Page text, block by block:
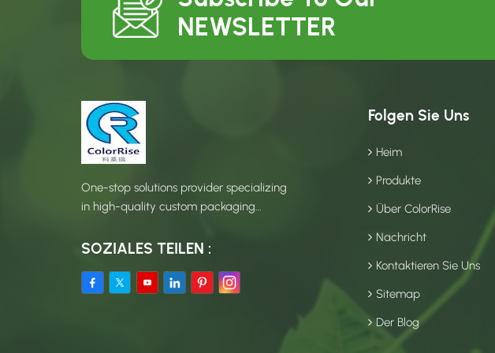
NEWSLETTER
One-stop solutions provider specializing
in high-quality custom packaging
SOZIALES TEILEN :
Folgen Sie Uns
Heim
Produkte
Über ColorRise
Nachricht
Kontaktieren Sie Uns
Sitemap
Der Blog